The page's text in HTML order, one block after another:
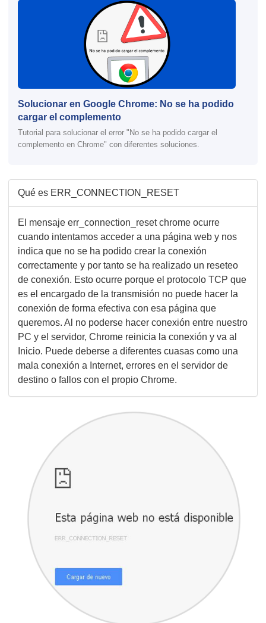
Solucionar en Google Chrome: No se ha podido
cargar el complemento
Tutorial para solucionar el error "No se ha podido cargar el
complemento en Chrome" con diferentes soluciones.
Qué es ERR_CONNECTION_RESET
El mensaje err_connection_reset chrome ocurre
cuando intentamos acceder a una página web y nos
indica que no se ha podido crear la conexión
correctamente y por tanto se ha realizado un reseteo
de conexión. Esto ocurre porque el protocolo TCP que
es el encargado de la transmisión no puede hacer la
conexión de forma efectiva con esa página que
queremos. Al no poderse hacer conexión entre nuestro
PC y el servidor, Chrome reinicia la conexión y va al
Inicio. Puede deberse a diferentes cuasas como una
mala conexión a Internet, errores en el servidor de
destino o fallos con el propio Chrome.